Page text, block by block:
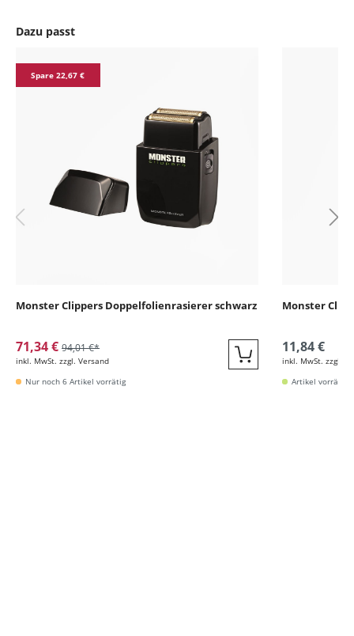
Dazu passt
Spare 22,67 €
Monster Clippers Doppelfolienrasierer schwarz
71,34 € 94,01 €*
inkl. MwSt. zzgl. Versand Quickbuy
Nur noch 6 Artikel vorrätig
Monster
11,84 €
inkl. MwSt. zzgl.
Artikel vorrätig